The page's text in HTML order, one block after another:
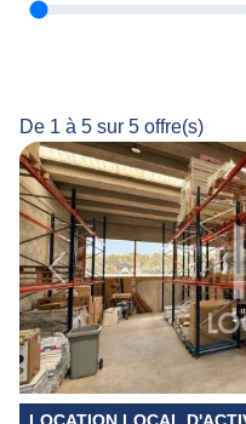
De 1 à 5 sur 5 offre(s)
Previous